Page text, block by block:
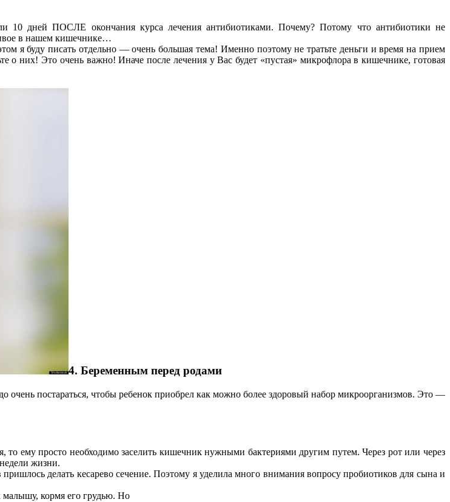
10 дней ПОСЛЕ окончания курса лечения антибиотиками. Почему? Потому что антибиотики не
в нашем кишечнике…
я буду писать отдельно — очень большая тема! Именно поэтому не тратьте деньги и время на прием
о них! Это очень важно! Иначе после лечения у Вас будет «пустая» микрофлора в кишечнике, готовая
4. Беременным перед родами
очень постараться, чтобы ребенок приобрел как можно более здоровый набор микроорганизмов. Это —
то ему просто необходимо заселить кишечник нужными бактериями другим путем. Через рот или через
жизни.
делать кесарево сечение. Поэтому я уделила много внимания вопросу пробиотиков для сына и
малышу, кормя его грудью. Но